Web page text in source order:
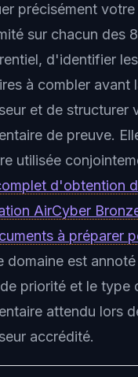
précisément
sur chacun des
d'identifier
à combler avant
et de structurer
de preuve.
utilisée
d'obtention
AirCyber
à préparer
domaine est
priorité et le type
attendu lors
accrédité.